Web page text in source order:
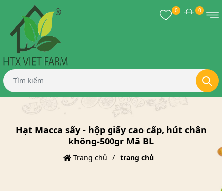
0 0
Hạt Macca sấy - hộp giấy cao cấp, hút chân
không-500gr Mã BL
Trang chủ trang chủ